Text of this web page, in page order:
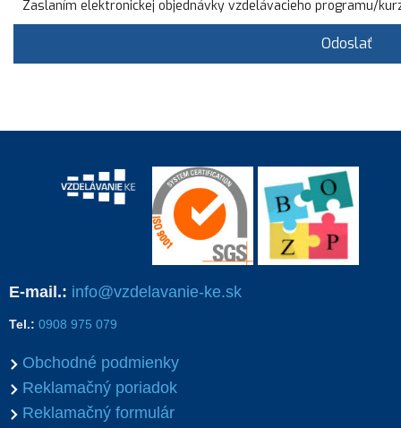
Zaslaním elektronickej objednávky vzdelávacieho programu/
Odoslať
E-mail.: info@vzdelavanie-ke.sk
Tel.: 0908 975 079
Obchodné podmienky
Reklamačný poriadok
Reklamačný formulár